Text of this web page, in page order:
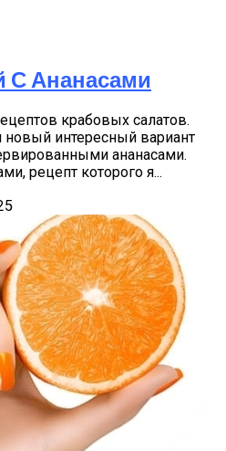
С Ананасами
крабовых салатов.
интересный вариант
ананасами.
рецепт которого я...